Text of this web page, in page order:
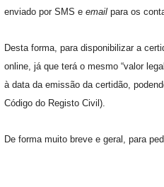
enviado por SMS e email para os
Desta forma, para disponibilizar a
online, já que terá o mesmo “valor
à data da emissão da certidão,
Código do Registo Civil).
De forma muito breve e geral, para